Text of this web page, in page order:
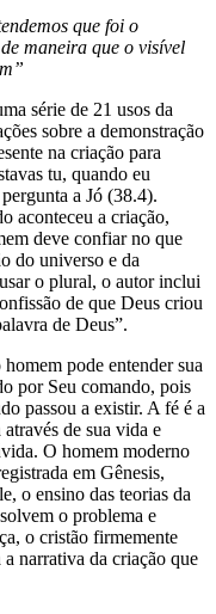
que foi o
maneira que o visível
série de 21 usos da
sobre a demonstração
na criação para
tu, quando eu
a Jó (38.4).
aconteceu a criação,
deve confiar no que
do universo e da
o plural, o autor inclui
de que Deus criou
de Deus”.
pode entender sua
por Seu comando, pois
passou a existir. A fé é a
de sua vida e
O homem moderno
em Gênesis,
o ensino das teorias da
o problema e
o cristão firmemente
narrativa da criação que